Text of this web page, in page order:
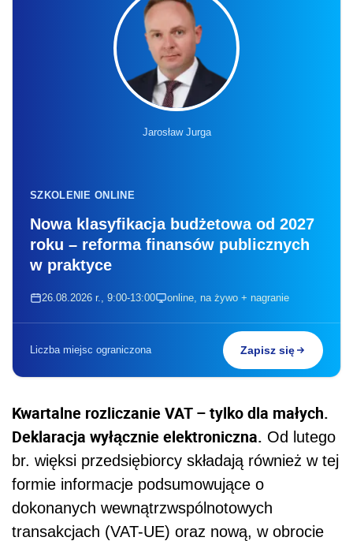
Jarosław Jurga
SZKOLENIE ONLINE
Nowa klasyfikacja budżetowa od 2027
roku – reforma finansów publicznych
w praktyce
26.08.2026 r., 9:00-13:00 online, na żywo + nagranie
Liczba miejsc ograniczona Zapisz się
Kwartalne rozliczanie VAT – tylko dla małych.
Deklaracja wyłącznie elektroniczna. Od lutego
br. więksi przedsiębiorcy składają również w tej
formie informacje podsumowujące o
dokonanych wewnątrzwspólnotowych
transakcjach (VAT-UE) oraz nową, w obrocie